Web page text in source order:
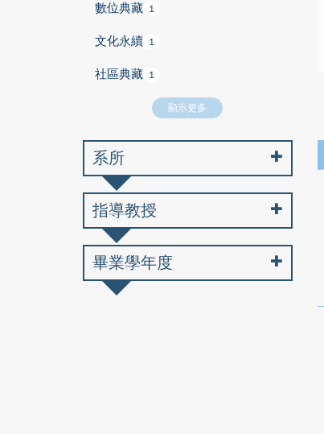
數位典藏 1
文化永續 1
社區典藏 1
顯示更多
系所
指導教授
畢業學年度